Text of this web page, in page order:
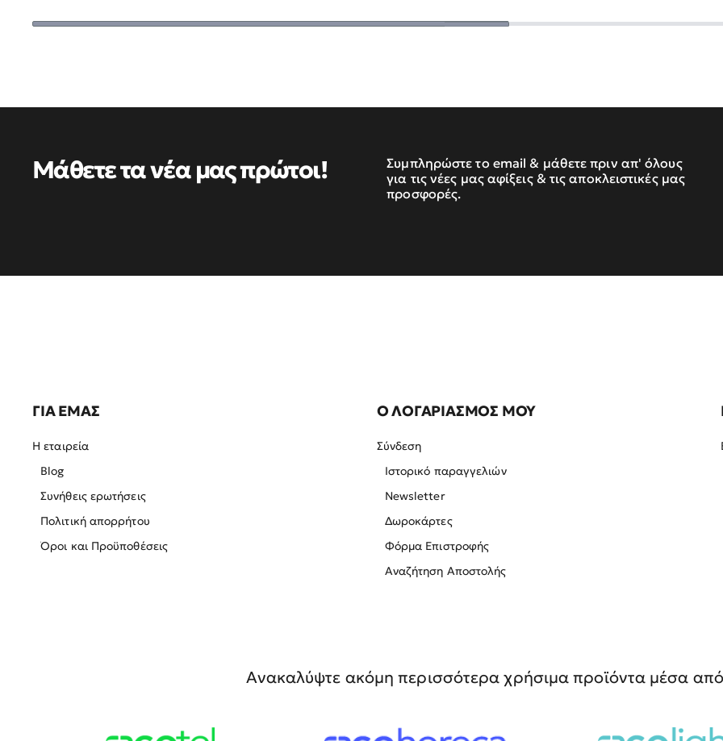
Μάθετε τα νέα μας πρώτοι!
Συμπληρώστε το email & μάθετε πριν απ' όλους
για τις νέες μας αφίξεις & τις αποκλειστικές μας
προσφορές.
ΓΙΑ ΕΜΑΣ
Η εταιρεία
Blog
Συνήθεις ερωτήσεις
Πολιτική απορρήτου
Όροι και Προϋποθέσεις
Ο ΛΟΓΑΡΙΑΣΜΟΣ ΜΟΥ
Σύνδεση
Ιστορικό παραγγελιών
Newsletter
Δωροκάρτες
Φόρμα Επιστροφής
Αναζήτηση Αποστολής
Ανακαλύψτε ακόμη περισσότερα χρήσιμα προϊόντα μέσα